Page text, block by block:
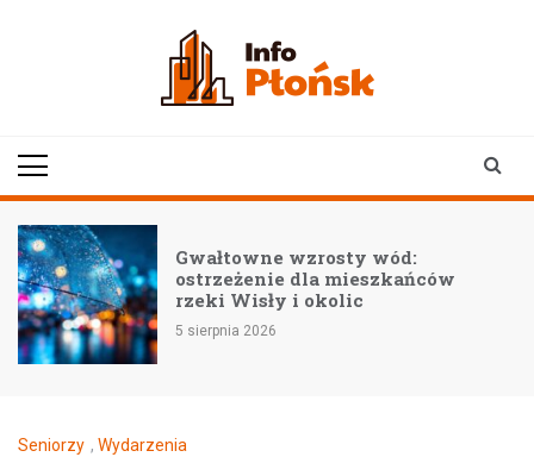
wód:
FAKIRY zapraszają na
niezapomniany
wszystkie duszy
Seniorzy , Wydarzenia